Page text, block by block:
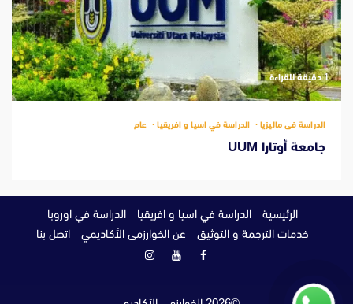
‫1 دقيقة للقراءة
الدراسة فى ماليزيا الدراسة في اسيا و افريقيا عام
جامعة أوتارا UUM
الرئيسية الدراسة في اسيا و افريقيا
الدراسة في اوروبا
خدمات الترجمة و التوثيق
عن الخوارزمى الأكاديمي اتصل بنا
فيسبوكيوتيوبانستغرام